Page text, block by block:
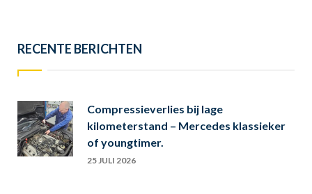
RECENTE BERICHTEN
Compressieverlies bij lage
kilometerstand – Mercedes klassieker
of youngtimer.
25 JULI 2026